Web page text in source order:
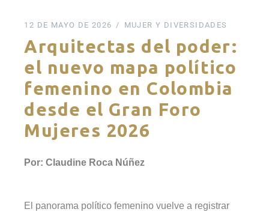
12 DE MAYO DE 2026 MUJER Y DIVERSIDADES
Arquitectas del poder:
el nuevo mapa político
femenino en Colombia
desde el Gran Foro
Mujeres 2026
Por: Claudine Roca Núñez
El panorama político femenino vuelve a registrar